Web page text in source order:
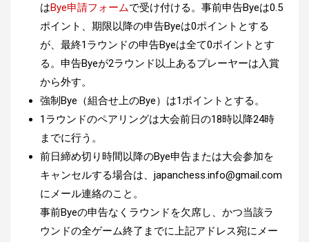
はBye申請フォームで受け付ける。事前申告Byeは0.5
ポイント、期限以降の申告Byeは0ポイントとする
が、最終1ラウンドの申告Byeは全て0ポイントとす
る。申告Byeが2ラウンド以上あるプレーヤーは入賞
から外す。
強制Bye（組合せ上のBye）は1ポイントとする。
1ラウンドのペアリングは大会前日の18時以降24時
までに行う。
前日締め切り時間以降のBye申告または大会参加を
キャンセルする場合は、 japanchess.info@gmail.com
にメール連絡のこと。
事前Byeの申告なくラウンドを欠席し、かつ当該ラ
ウンドの全ゲーム終了までに上記アドレス宛にメー